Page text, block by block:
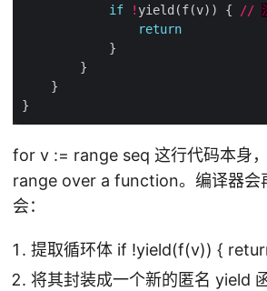
if
! yield(f(v)) { //
return
for v := range seq 这行代码本身
range over a function。编译器会
会：
提取循环体 if !yield(f(v)) {
将其封装成一个新的匿名 yield